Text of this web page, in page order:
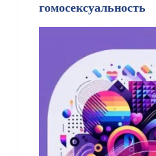
гомосексуальность